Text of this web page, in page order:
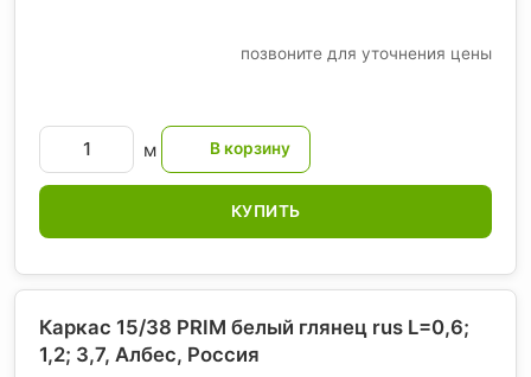
позвоните для уточнения цены
м
КУПИТЬ
Каркас 15/38 PRIM белый глянец rus L=0,6;
1,2; 3,7, Албес, Россия